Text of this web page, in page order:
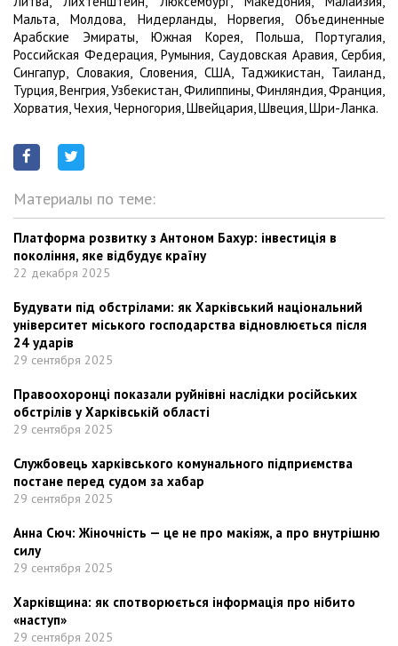
Мальта, Молдова, Нидерланды, Норвегия, Объединенные
Арабские Эмираты, Южная Корея, Польша, Португалия,
Российская Федерация, Румыния, Саудовская Аравия, Сербия,
Сингапур, Словакия, Словения, США, Таджикистан, Таиланд,
Турция, Венгрия, Узбекистан, Филиппины, Финляндия, Франция,
Хорватия, Чехия, Черногория, Швейцария, Швеция, Шри-Ланка.
Материалы по теме:
Платформа розвитку з Антоном Бахур: інвестиція в
покоління, яке відбудує країну
22 декабря 2025
Будувати під обстрілами: як Харківський національний
університет міського господарства відновлюється після
24 ударів
29 сентября 2025
Правоохоронці показали руйнівні наслідки російських
обстрілів у Харківській області
29 сентября 2025
Службовець харківського комунального підприємства
постане перед судом за хабар
29 сентября 2025
Анна Сюч: Жіночність — це не про макіяж, а про внутрішню
силу
29 сентября 2025
Харківщина: як спотворюється інформація про нібито
«наступ»
29 сентября 2025